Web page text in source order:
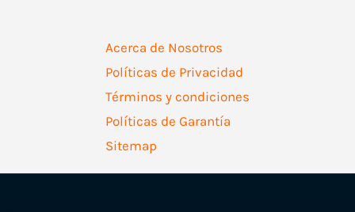
Acerca de Nosotros
Políticas de Privacidad
Términos y condiciones
Políticas de Garantía
Sitemap